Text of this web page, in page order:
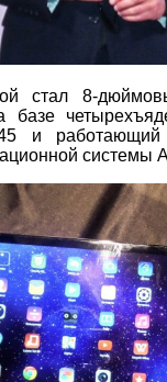
стал 8-
базе
и работающий
системы